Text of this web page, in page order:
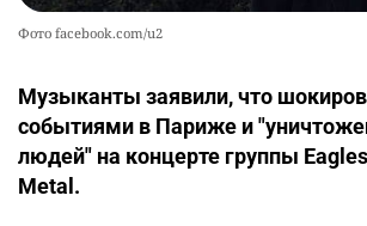
Фото facebook.com/u2
Музыканты заявили, что
событиями в Париже и
людей" на концерте группы
Metal.